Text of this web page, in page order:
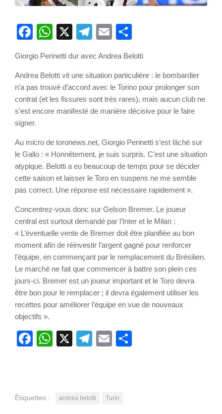
Facebook
WhatsApp
X Telegram
Email
Giorgio Perinetti dur avec Andrea Belotti
Andrea Belotti vit une situation particulière : le bombardier
n’a pas trouvé d’accord avec le Torino pour prolonger son
contrat (et les fissures sont très rares), mais aucun club ne
s’est encore manifesté de manière décisive pour le faire
signer.
Au micro de toronews.net, Giorgio Perinetti s’est lâché sur
le Gallo : « Honnêtement, je suis surpris. C’est une situation
atypique. Belotti a eu beaucoup de temps pour se décider
cette saison et laisser le Toro en suspens ne me semble
pas correct. Une réponse est nécessaire rapidement ».
Concentrez-vous donc sur Gelson Bremer. Le joueur
central est surtout demandé par l’Inter et le Milan :
« L’éventuelle vente de Bremer doit être planifiée au bon
moment afin de réinvestir l’argent gagné pour renforcer
l’équipe, en commençant par le remplacement du Brésilien.
Le marché ne fait que commencer à battre son plein ces
jours-ci. Bremer est un joueur important et le Toro devra
être bon pour le remplacer ; il devra également utiliser les
recettes pour améliorer l’équipe en vue de nouveaux
objectifs ».
Facebook
WhatsApp
X Telegram
Email
Étiquettes : andrea belotti Turin